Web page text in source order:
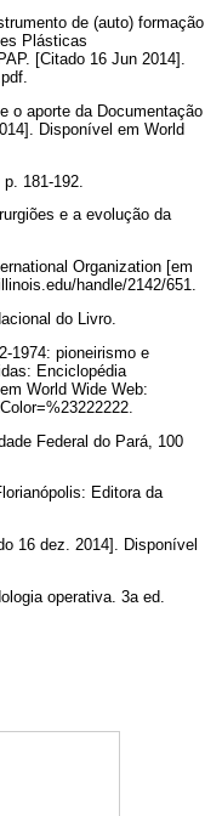
de (auto) formação
Plásticas
[Citado 16 Jun 2014].
o aporte da Documentação
Disponível em World
181-192.
e a evolução da
Organization [em
handle/2142/651.
do Livro.
1974: pioneirismo e
Enciclopédia
World Wide Web:
Federal do Pará, 100
Editora da
16 dez. 2014]. Disponível
operativa. 3a ed.